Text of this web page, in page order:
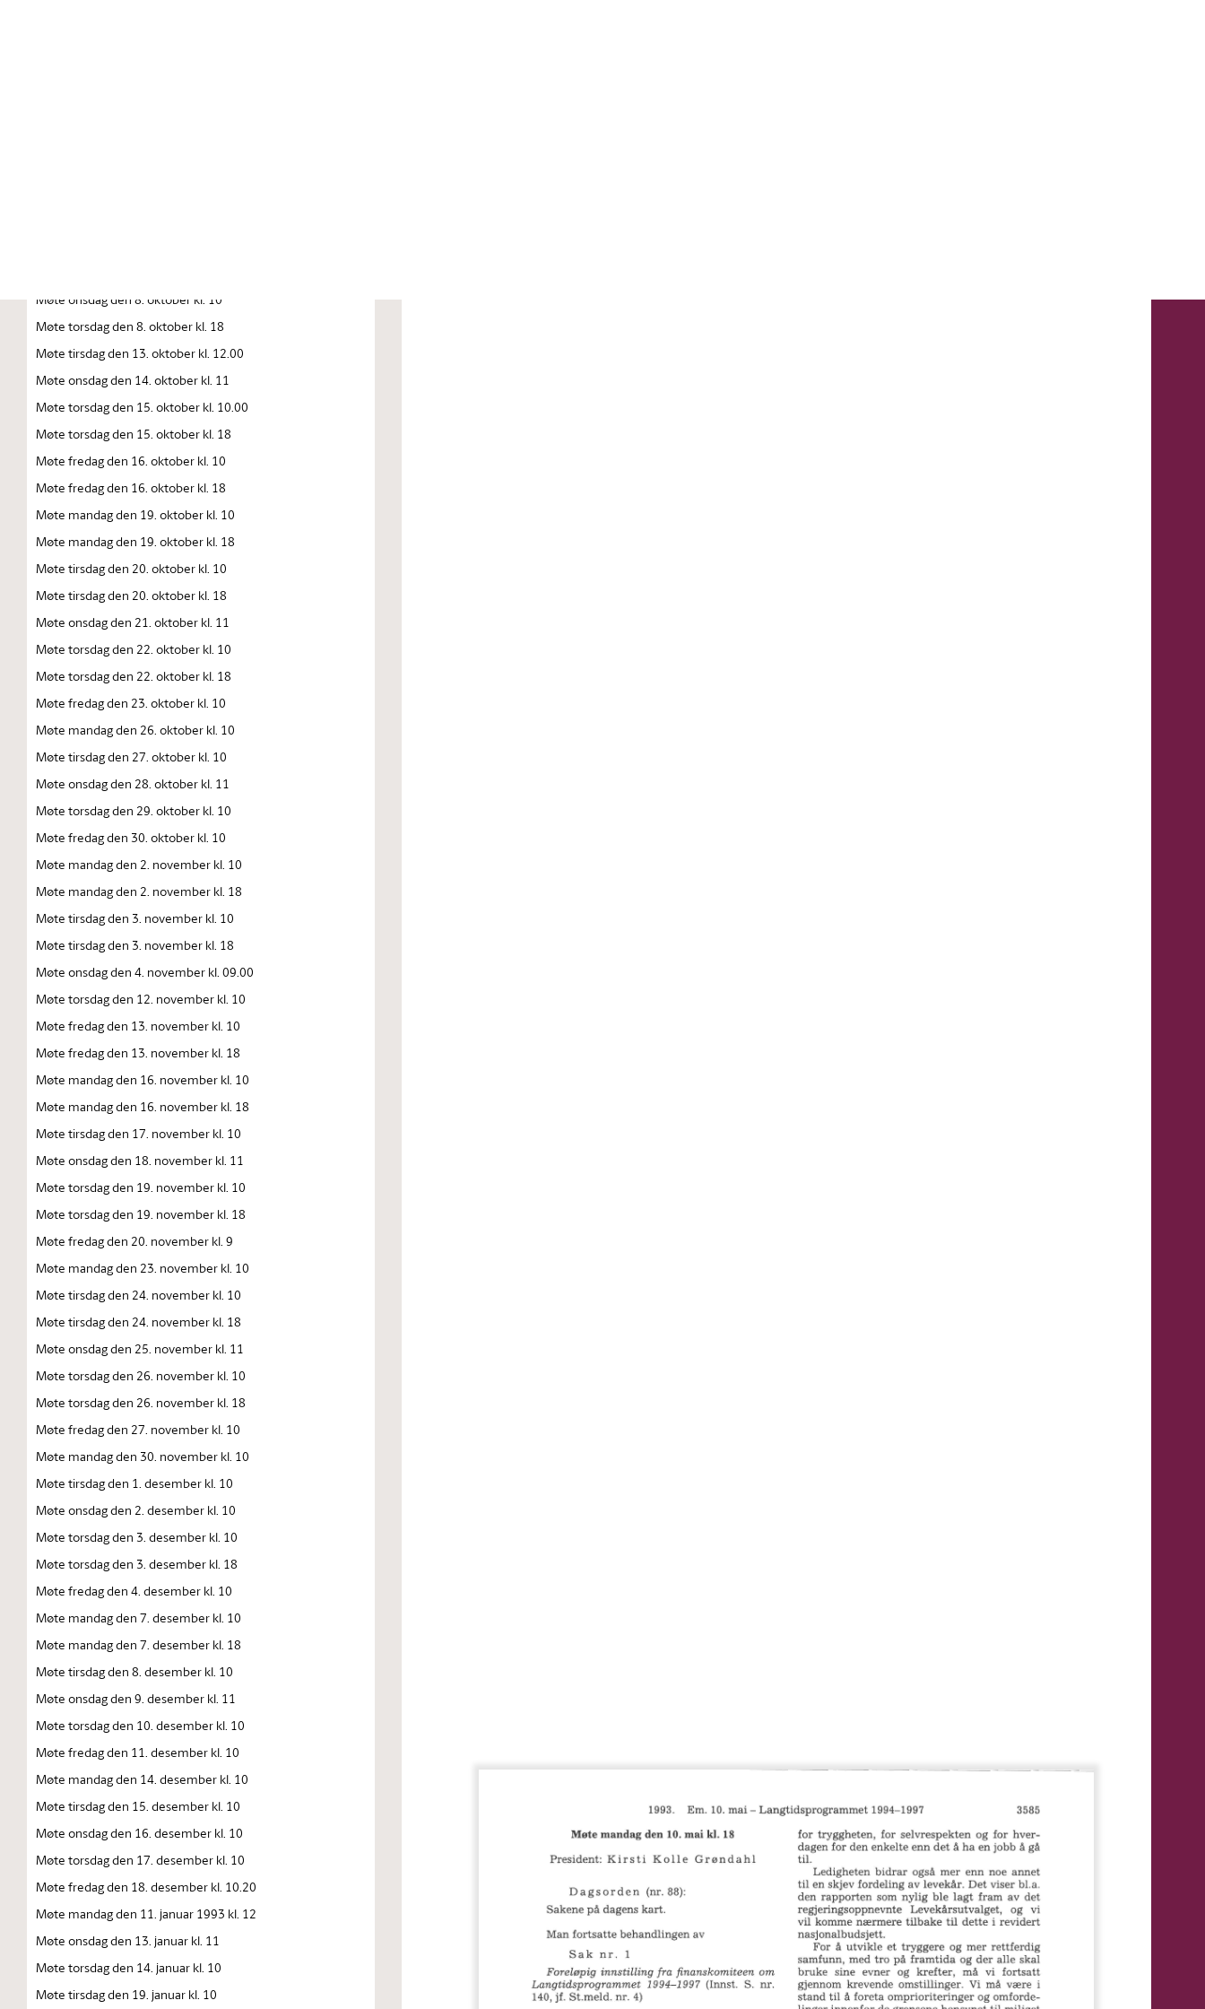
Møte onsdag den 8. oktober kl. 10
Møte torsdag den 8. oktober kl. 18
Møte tirsdag den 13. oktober kl. 12.00
Møte onsdag den 14. oktober kl. 11
Møte torsdag den 15. oktober kl. 10.00
Møte torsdag den 15. oktober kl. 18
Møte fredag den 16. oktober kl. 10
Møte fredag den 16. oktober kl. 18
Møte mandag den 19. oktober kl. 10
Møte mandag den 19. oktober kl. 18
Møte tirsdag den 20. oktober kl. 10
Møte tirsdag den 20. oktober kl. 18
Møte onsdag den 21. oktober kl. 11
Møte torsdag den 22. oktober kl. 10
Møte torsdag den 22. oktober kl. 18
Møte fredag den 23. oktober kl. 10
Møte mandag den 26. oktober kl. 10
Møte tirsdag den 27. oktober kl. 10
Møte onsdag den 28. oktober kl. 11
Møte torsdag den 29. oktober kl. 10
Møte fredag den 30. oktober kl. 10
Møte mandag den 2. november kl. 10
Møte mandag den 2. november kl. 18
Møte tirsdag den 3. november kl. 10
Møte tirsdag den 3. november kl. 18
Møte onsdag den 4. november kl. 09.00
Møte torsdag den 12. november kl. 10
Møte fredag den 13. november kl. 10
Møte fredag den 13. november kl. 18
Møte mandag den 16. november kl. 10
Møte mandag den 16. november kl. 18
Møte tirsdag den 17. november kl. 10
Møte onsdag den 18. november kl. 11
Møte torsdag den 19. november kl. 10
Møte torsdag den 19. november kl. 18
Møte fredag den 20. november kl. 9
Møte mandag den 23. november kl. 10
Møte tirsdag den 24. november kl. 10
Møte tirsdag den 24. november kl. 18
Møte onsdag den 25. november kl. 11
Møte torsdag den 26. november kl. 10
Møte torsdag den 26. november kl. 18
Møte fredag den 27. november kl. 10
Møte mandag den 30. november kl. 10
Møte tirsdag den 1. desember kl. 10
Møte onsdag den 2. desember kl. 10
Møte torsdag den 3. desember kl. 10
Møte torsdag den 3. desember kl. 18
Møte fredag den 4. desember kl. 10
Møte mandag den 7. desember kl. 10
Møte mandag den 7. desember kl. 18
Møte tirsdag den 8. desember kl. 10
Møte onsdag den 9. desember kl. 11
Møte torsdag den 10. desember kl. 10
Møte fredag den 11. desember kl. 10
Møte mandag den 14. desember kl. 10
Møte tirsdag den 15. desember kl. 10
Møte onsdag den 16. desember kl. 10
Møte torsdag den 17. desember kl. 10
Møte fredag den 18. desember kl. 10.20
Møte mandag den 11. januar 1993 kl. 12
Møte onsdag den 13. januar kl. 11
Møte torsdag den 14. januar kl. 10
Møte tirsdag den 19. januar kl. 10